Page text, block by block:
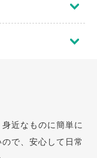
近なものに簡単に
で、安心して日常